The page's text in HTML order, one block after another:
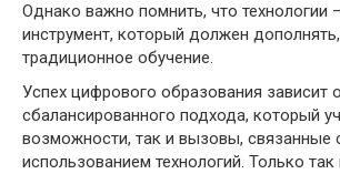
Однако важно помнить, что технологии
инструмент, который должен
традиционное обучение.
Успех цифрового образования зависит
сбалансированного подхода, который
возможности, так и вызовы, связанные
использованием технологий. Только